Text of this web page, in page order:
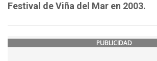
Festival de Viña del Mar en 2003.
PUBLICIDAD